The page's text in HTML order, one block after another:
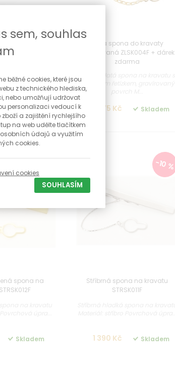
dárek zdarma
Materiál: stříbro
...
Skladem
Zlatá spona do kravaty
gravírovaná ZLSK004F + dárek
zdarma
pojistným řetízkem, gravírovaný
15 075 Kč Skladem
spona na
Skladem
-10 %
Stříbrná spona na kravatu
STRSK011F
1 390 Kč Skladem
sem, souhlas
běžné cookies, které jsou
z technického hlediska,
nebo umožňují udržovat
personalizaci vedoucí k
a zajištění rychlejšího
na web udělte tlačítkem
údajů a využitím
cookies.
cookies
SOUHLASÍM